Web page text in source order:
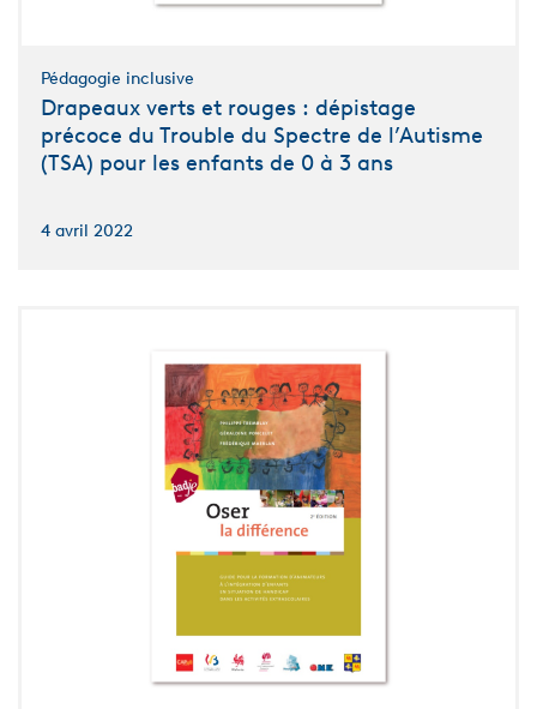
Pédagogie inclusive
Drapeaux verts et rouges : dépistage
précoce du Trouble du Spectre de l’Autisme
(TSA) pour les enfants de 0 à 3 ans
4 avril 2022